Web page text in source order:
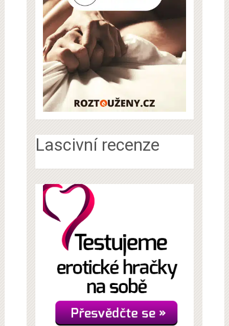
Lascivní recenze